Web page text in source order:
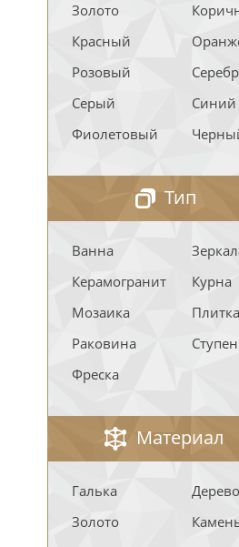
Золото
Красный
Розовый
Серый
Синий
Фиолетовый
Тип
Ванна
Керамогранит
Курна
Мозаика
Плитка
Раковина
Фреска
Материал
Галька
Дерево
Золото